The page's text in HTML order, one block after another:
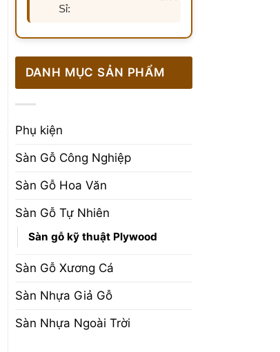
Sỉ:
DANH MỤC SẢN PHẨM
Phụ kiện
Sàn Gỗ Công Nghiệp
Sàn Gỗ Hoa Văn
Sàn Gỗ Tự Nhiên
Sàn gỗ kỹ thuật Plywood
Sàn Gỗ Xương Cá
Sàn Nhựa Giả Gỗ
Sàn Nhựa Ngoài Trời